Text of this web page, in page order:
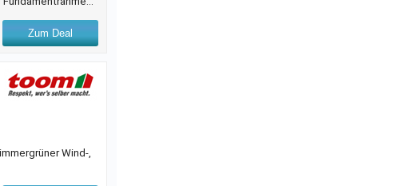
mit
Zum Deal
Wind-,